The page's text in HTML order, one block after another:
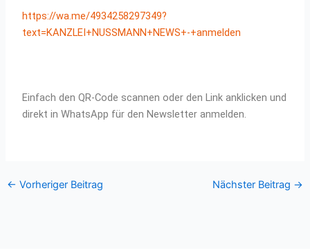
https://wa.me/4934258297349?
text=KANZLEI+NUSSMANN+NEWS+-+anmelden
Einfach den QR-Code scannen oder den Link anklicken und
direkt in WhatsApp für den Newsletter anmelden.
← Vorheriger Beitrag Nächster Beitrag →